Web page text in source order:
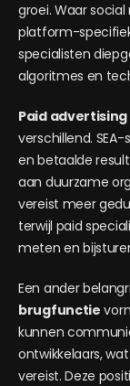
groei. Waar
platform-
specialisten
algoritmes en
Paid advertising
verschillend.
en betaalde
aan duurzame
vereist meer
terwijl paid
meten en
Een ander
brugfunctie
kunnen
ontwikkelaars,
vereist. Deze